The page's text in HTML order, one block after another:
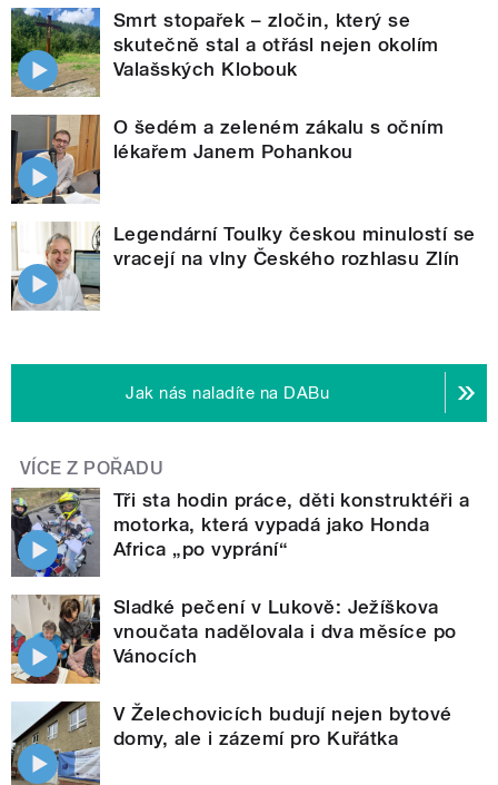
Smrt stopařek – zločin, který se
skutečně stal a otřásl nejen okolím
Valašských Klobouk
O šedém a zeleném zákalu s očním
lékařem Janem Pohankou
Legendární Toulky českou minulostí se
vracejí na vlny Českého rozhlasu Zlín
Jak nás naladíte na DABu
VÍCE Z POŘADU
Tři sta hodin práce, děti konstruktéři a
motorka, která vypadá jako Honda
Africa „po vyprání“
Sladké pečení v Lukově: Ježíškova
vnoučata nadělovala i dva měsíce po
Vánocích
V Želechovicích budují nejen bytové
domy, ale i zázemí pro Kuřátka